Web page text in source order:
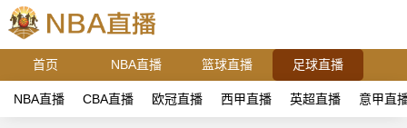
首页 NBA直播 篮球直播 足球直播
NBA直播 CBA直播 欧冠直播 西甲直播 英超直播 意甲直